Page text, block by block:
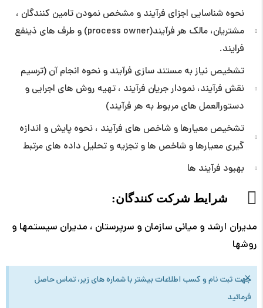
نحوه شناسایی اجزای فرآیند و مشخص نمودن تامین کنندگان ،
مشتریان، مالک هر فرآیند(process owner) و طرف های ذینفع
فرایند.
تشخیص نیاز به مستند سازی فرآیند و نحوه انجام آن (ترسیم
نقش فرآیند، نمودار جریان فرآیند ، تهیه روش های اجرایی و
دستورالعمل های مربوط به هر فرآیند)
تشخیص معیارها و شاخص های فرآیند ، نحوه پایش و اندازه
گیری معیارها و شاخص ها و تجزیه و تحلیل داده های مرتبط
بهبود فرآیند ها
شرایط شرکت کنندگان:
مدیران ارشد و میانی سازمان و سرپرستان ، مدیران سیستمها و
روشها
جهت ثبت نام و کسب اطلاعات بیشتر با شماره های زیر، تماس حاصل
فرمائید
×